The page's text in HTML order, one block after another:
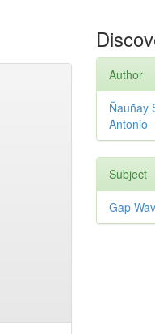
Author
Ñauñay
Antonio
Subject
Gap